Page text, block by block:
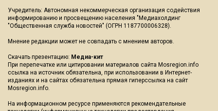
Учредитель: Автономная некоммерческая организация содействия
информированию и просвещению населения "Медиахолдинг
"Общественная служба новостей" (ОГРН 1187700006328).
Мнение редакции может не совпадать с мнением авторов.
Скачать презентацию: Медиа-кит
При перепечатке или цитировании материалов сайта Mosregion.info
ссылка на источник обязательна, при использовании в Интернет-
изданиях и на сайтах обязательна прямая гиперссылка на сайт
Mosregion.info.
На информационном ресурсе применяются рекомендательные